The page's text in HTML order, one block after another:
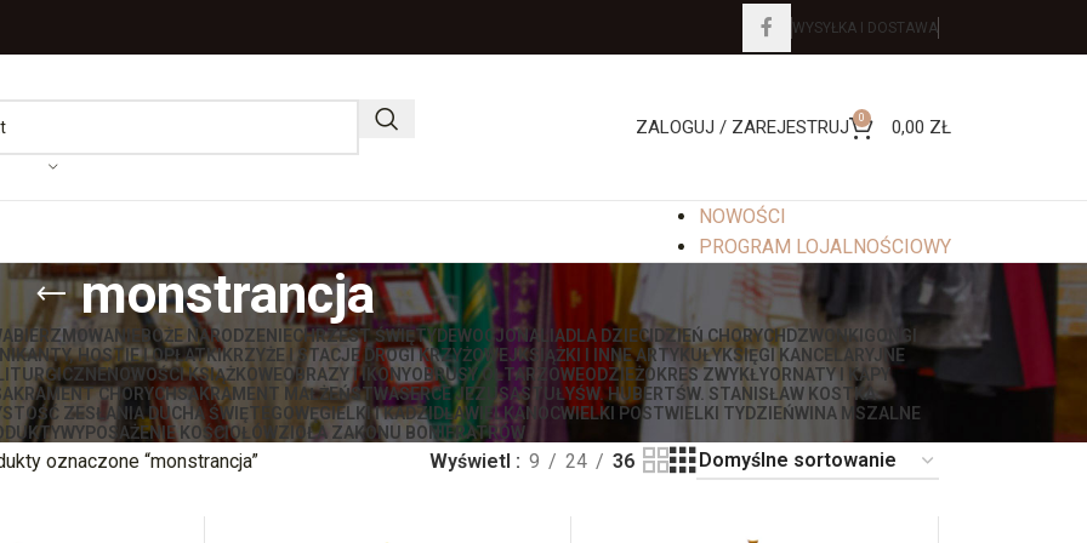
WYSYŁKA I DOSTAWA
ZALOGUJ / ZAREJESTRUJ 0 0,00 ZŁ
NOWOŚCI
PROGRAM LOJALNOŚCIOWY
monstrancja
BIERZMOWANIE BOŻE NARODZENIECHRZEST ŚWIĘTYDEWOCJONALIADLA DZIECI DZIEŃ CHORYCH DZWONKI GONGI
HOSTIE I OPŁATKIKRZYŻE I STACJE DROGI KRZYŻOWEJKSIĄŻKI I INNE ARTYKUŁYKSIĘGI KANCELARYJNE
NOWOŚCI KSIĄŻKOWEOBRAZY I IKONYOBRUSY OŁTARZOWEODZIEŻOKRES ZWYKŁYORNATY I KAPY
CHORYCHSAKRAMENT MAŁŻEŃSTWASERCE JEZUSASTUŁYŚW. HUBERTŚW. STANISŁAW KOSTKA
ZESŁANIA DUCHA ŚWIĘTEGO WĘGIELKI I KADZIDŁAWIELKANOCWIELKI POSTWIELKI TYDZIEŃWINA MSZALNE
WYPOSAŻENIE KOŚCIOŁÓWZIOŁA ZAKONU BONIFRATRÓW
oznaczone “monstrancja” Wyświetl 9 24 36